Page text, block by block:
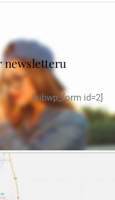
newsletteru
[sibwp_form id=2]